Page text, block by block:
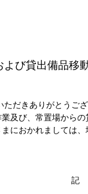
よび貸出備品移
だきありがとうご
及び、常置場から
におかれましては
記